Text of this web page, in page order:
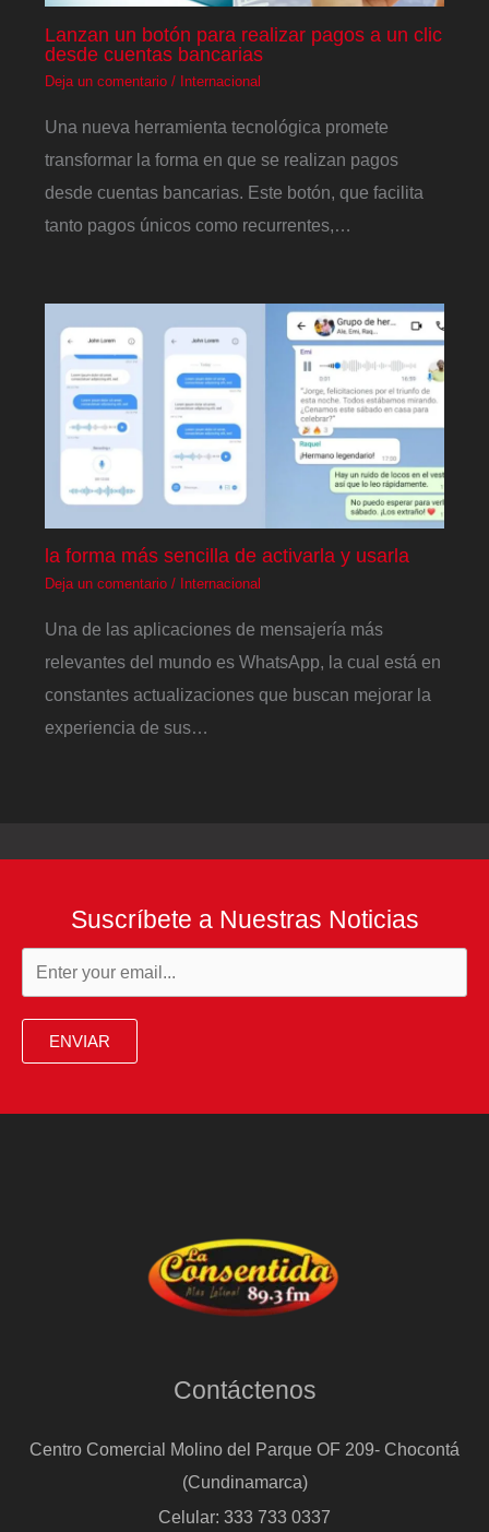
Lanzan un botón para realizar pagos a un clic
desde cuentas bancarias
Deja un comentario / Internacional
Una nueva herramienta tecnológica promete
transformar la forma en que se realizan pagos
desde cuentas bancarias. Este botón, que facilita
tanto pagos únicos como recurrentes,…
la forma más sencilla de activarla y usarla
Deja un comentario / Internacional
Una de las aplicaciones de mensajería más
relevantes del mundo es WhatsApp, la cual está en
constantes actualizaciones que buscan mejorar la
experiencia de sus…
Suscríbete a Nuestras Noticias
ENVIAR
Contáctenos
Centro Comercial Molino del Parque OF 209- Chocontá
(Cundinamarca)
Celular: 333 733 0337